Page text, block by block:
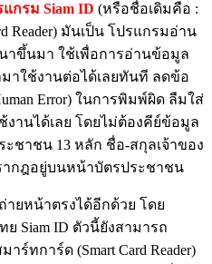
แกรม Siam ID (หรือชื่อเดิมคือ :
Reader) มันเป็น โปรแกรมอ่าน
ขึ้นมา ใช้เพื่อการอ่านข้อมูล
าใช้งานต่อได้เลยทันที ลดข้อ
Error) ในการพิมพ์ผิด ลืมใส่
านได้เลย โดยไม่ต้องคีย์ข้อมูล
ชาชน 13 หลัก ชื่อ-สกุลเจ้าของ
ากฎอยู่บนหน้าบัตรประชาชน
ายหน้าตรงได้อีกด้วย โดย
Siam ID ตัวนี้ยังสามารถ
ร์ทการ์ด (Smart Card Reader)